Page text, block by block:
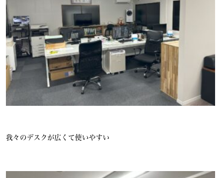
我々のデスクが広くて使いやすい